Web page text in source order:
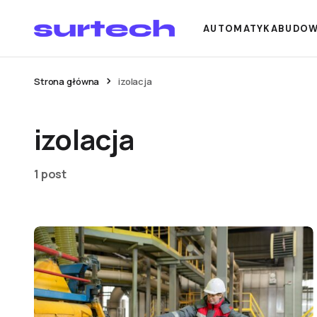
AUTOMATYKA
Strona główna izolacja
izolacja
1 post